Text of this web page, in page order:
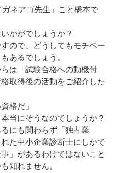
ガネアゴ先生」こと橋本で
かがでしょうか？
ので、どうしてもモチベー
あるでしょう。
は「試験合格への動機付
取得後の活動をご紹介した
格だ」
当にそうなのでしょうか？
にも関わらず「独占業
た中小企業診断士にしかで
」があるわけではないこと
知れません。